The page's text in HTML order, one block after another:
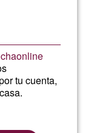
online
tu cuenta,